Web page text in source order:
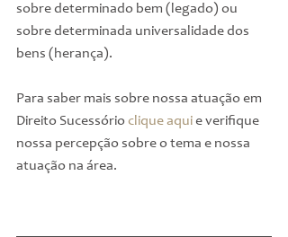
sobre determinado bem (legado) ou
sobre determinada universalidade dos
bens (herança).
Para saber mais sobre nossa atuação em
Direito Sucessório clique aqui e verifique
nossa percepção sobre o tema e nossa
atuação na área.